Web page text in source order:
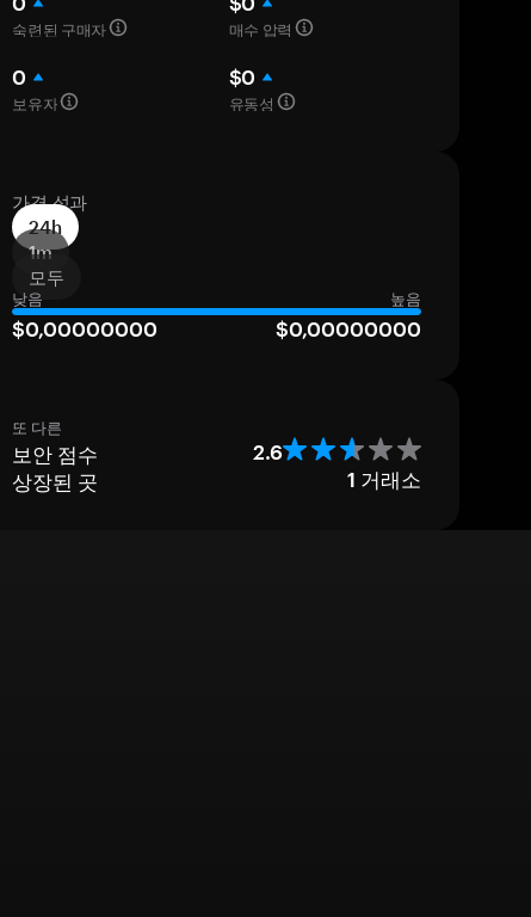
숙련된 구매자
매수 압력
0
보유자
$0
유동성
가격 성과
24h
1m
모두
낮음 높음
$0,00000000 $0,00000000
또 다른
보안 점수 2.6
상장된 곳 1 거래소